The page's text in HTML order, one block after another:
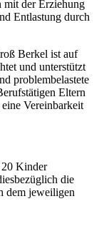
mit der Erziehung
Entlastung durch
Berkel ist auf
und unterstützt
problembelastete
Eltern
Vereinbarkeit
20 Kinder
die
dem jeweiligen